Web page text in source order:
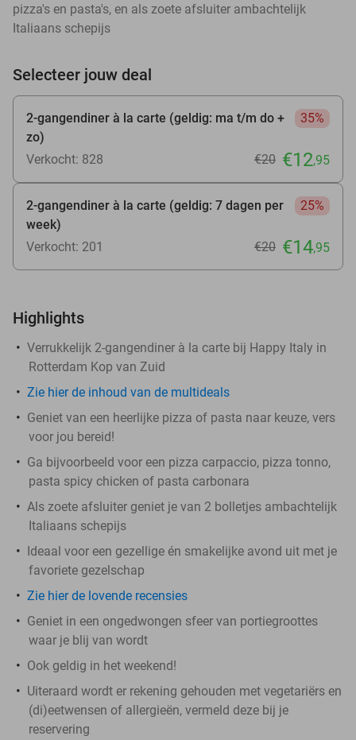
pizza's en pasta's, en als zoete afsluiter ambachtelijk
Italiaans schepijs
Selecteer jouw deal
2-gangendiner à la carte (geldig: ma t/m do +
zo)
35%
Verkocht: 828 €20 €12,95
2-gangendiner à la carte (geldig: 7 dagen per
week)
25%
Verkocht: 201 €20 €14,95
Highlights
Verrukkelijk 2-gangendiner à la carte bij Happy Italy in
Rotterdam Kop van Zuid
Zie hier de inhoud van de multideals
Geniet van een heerlijke pizza of pasta naar keuze, vers
voor jou bereid!
Ga bijvoorbeeld voor een pizza carpaccio, pizza tonno,
pasta spicy chicken of pasta carbonara
Als zoete afsluiter geniet je van 2 bolletjes ambachtelijk
Italiaans schepijs
Ideaal voor een gezellige én smakelijke avond uit met je
favoriete gezelschap
Zie hier de lovende recensies
Geniet in een ongedwongen sfeer van portiegroottes
waar je blij van wordt
Ook geldig in het weekend!
Uiteraard wordt er rekening gehouden met vegetariërs en
(di)eetwensen of allergieën, vermeld deze bij je
reservering